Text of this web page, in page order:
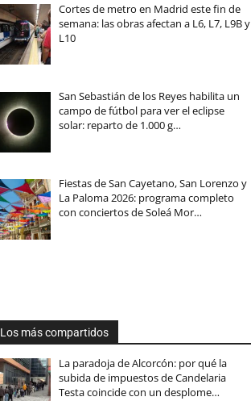
Cortes de metro en Madrid este fin de
semana: las obras afectan a L6, L7, L9B y
L10
San Sebastián de los Reyes habilita un
campo de fútbol para ver el eclipse
solar: reparto de 1.000 g…
Fiestas de San Cayetano, San Lorenzo y
La Paloma 2026: programa completo
con conciertos de Soleá Mor…
Los más compartidos
La paradoja de Alcorcón: por qué la
subida de impuestos de Candelaria
Testa coincide con un desplome…